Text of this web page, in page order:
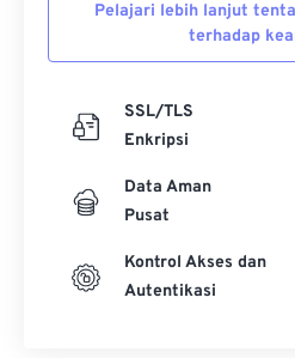
Pelajari lebih lanjut
terhadap
SSL/TLS
Enkripsi
Data Aman
Pusat
Kontrol Akses dan
Autentikasi